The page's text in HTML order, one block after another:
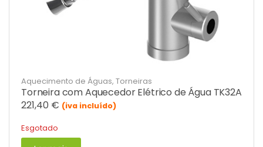
Aquecimento de Águas, Torneiras
Torneira com Aquecedor Elétrico de Água TK32A
221,40 € (iva incluído)
Esgotado